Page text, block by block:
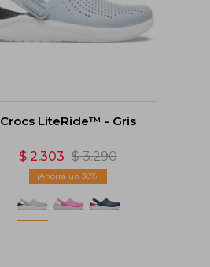
Crocs LiteRide™ - Gris
$ 2.303 $ 3.290
30